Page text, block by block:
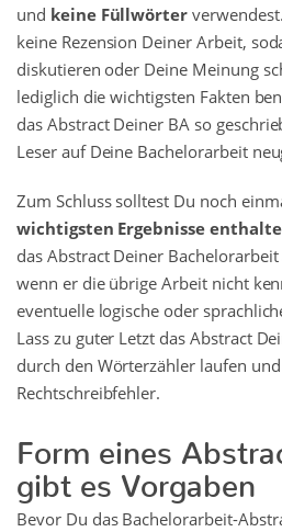
und keine Füllwörter
keine Rezension Deiner Arbeit,
diskutieren oder Deine Meinung
lediglich die wichtigsten Fakten
das Abstract Deiner BA so
Leser auf Deine Bachelorarbeit
Zum Schluss solltest Du noch
wichtigsten Ergebnisse
das Abstract Deiner
wenn er die übrige Arbeit nicht
eventuelle logische oder
Lass zu guter Letzt das Abstract
durch den Wörterzähler laufen
Rechtschreibfehler.
Form eines
gibt es Vorgaben
Bevor Du das Bachelorarbeit-